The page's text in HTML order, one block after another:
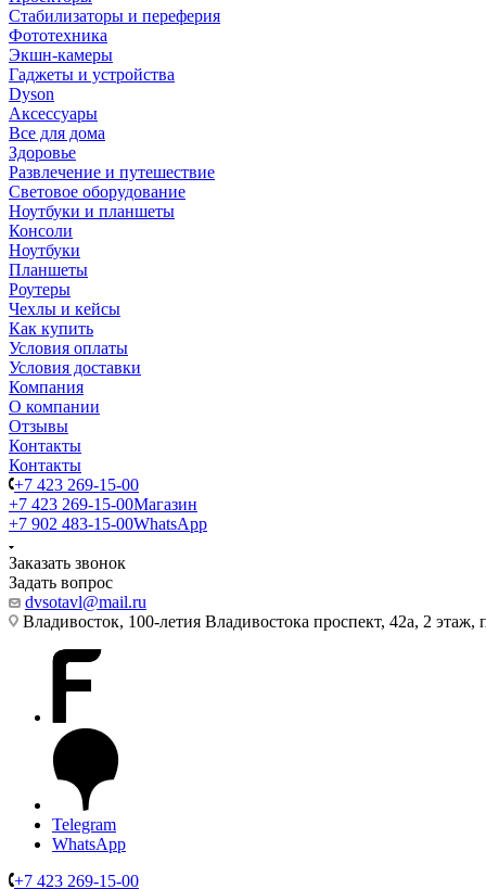
Стабилизаторы и переферия
Фототехника
Экшн-камеры
Гаджеты и устройства
Dyson
Аксессуары
Все для дома
Здоровье
Развлечение и путешествие
Световое оборудование
Ноутбуки и планшеты
Консоли
Ноутбуки
Планшеты
Роутеры
Чехлы и кейсы
Как купить
Условия оплаты
Условия доставки
Компания
О компании
Отзывы
Контакты
Контакты
+7 423 269-15-00
+7 423 269-15-00Магазин
+7 902 483-15-00WhatsApp
Заказать звонок
Задать вопрос
dvsotavl@mail.ru
Владивосток, 100-летия Владивостока проспект, 42а, 2
Telegram
WhatsApp
+7 423 269-15-00